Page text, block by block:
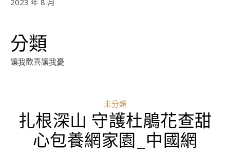
2023 年 8 月
分類
讓我歡喜讓我憂
未分類
扎根深山 守護杜鵑花查甜
心包養網家園_中國網